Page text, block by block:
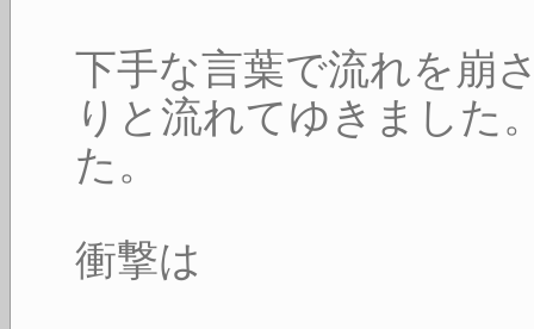
下手な言葉で流れを崩
りと流れてゆきました
た。
衝撃は